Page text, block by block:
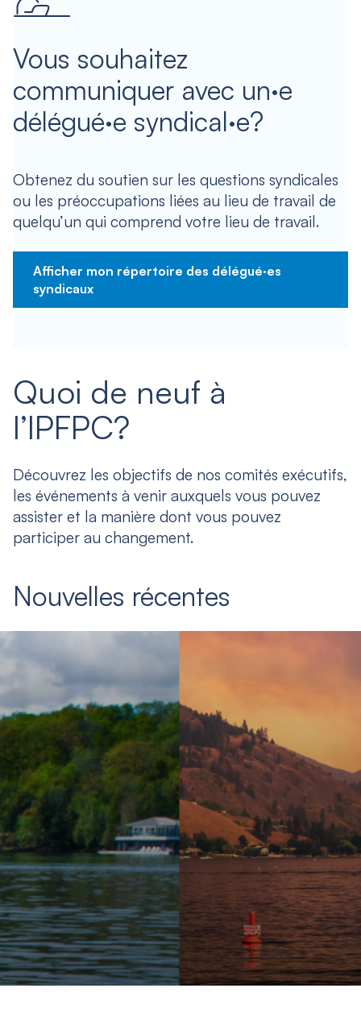
Vous souhaitez
communiquer avec un·e
délégué·e syndical·e?
Obtenez du soutien sur les questions syndicales
ou les préoccupations liées au lieu de travail de
quelqu’un qui comprend votre lieu de travail.
Afficher mon répertoire des délégué·es
syndicaux
Quoi de neuf à
l’IPFPC?
Découvrez les objectifs de nos comités exécutifs,
les événements à venir auxquels vous pouvez
assister et la manière dont vous pouvez
participer au changement.
Nouvelles récentes